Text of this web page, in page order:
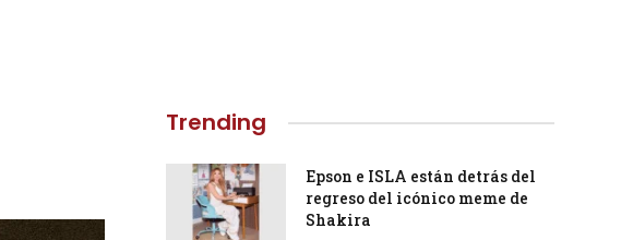
Trending
Epson e ISLA están detrás del
regreso del icónico meme de
Shakira